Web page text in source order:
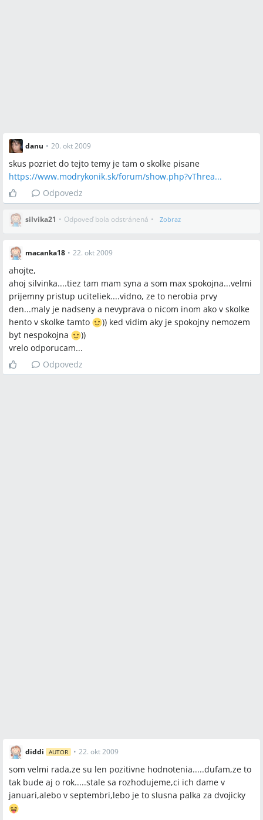
danu • 20. okt 2009
skus pozriet do tejto temy je tam o skolke pisane
https://www.modrykonik.sk/forum/show.php?vThrea...
Odpovedz
silvika21 • Odpoveď bola odstránená • Zobraz
macanka18 • 22. okt 2009
ahojte,
ahoj silvinka....tiez tam mam syna a som max spokojna...velmi
prijemny pristup uciteliek....vidno, ze to nerobia prvy
den...maly je nadseny a nevyprava o nicom inom ako v skolke
hento v skolke tamto
)) ked vidim aky je spokojny nemozem
byt nespokojna
))
vrelo odporucam...
Odpovedz
diddi AUTOR • 22. okt 2009
som velmi rada,ze su len pozitivne hodnotenia.....dufam,ze to
tak bude aj o rok.....stale sa rozhodujeme,ci ich dame v
januari,alebo v septembri,lebo je to slusna palka za dvojicky